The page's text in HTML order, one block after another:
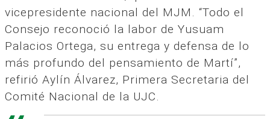
vicepresidente nacional del MJM. “Todo el
Consejo reconoció la labor de Yusuam
Palacios Ortega, su entrega y defensa de lo
más profundo del pensamiento de Martí”,
refirió Aylín Álvarez, Primera Secretaria del
Comité Nacional de la UJC.